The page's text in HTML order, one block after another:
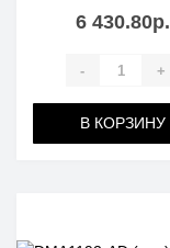
6 430.80р.
- +
В КОРЗИНУ